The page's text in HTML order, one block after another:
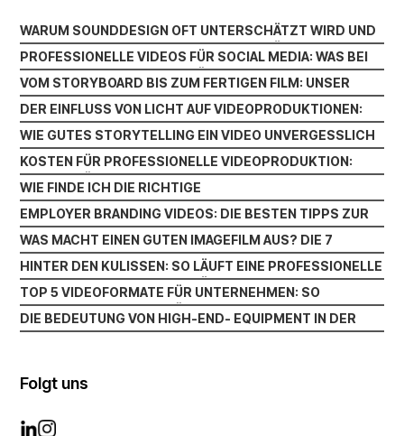
WARUM SOUNDDESIGN OFT UNTERSCHÄTZT WIRD UND
DOCH DEN UNTERSCHIED MACHT
WARUM SOUNDDESIGN OFT UNTERSCHÄTZT WIRD UND
DOCH DEN UNTERSCHIED MACHT
PROFESSIONELLE VIDEOS FÜR SOCIAL MEDIA: WAS BEI
INSTAGRAM LINKEDIN UND CO. WIRKLICH ZÄHLT
PROFESSIONELLE VIDEOS FÜR SOCIAL MEDIA: WAS BEI
INSTAGRAM LINKEDIN UND CO. WIRKLICH ZÄHLT
VOM STORYBOARD BIS ZUM FERTIGEN FILM: UNSER
PRODUKTIONSPROZESS
VOM STORYBOARD BIS ZUM FERTIGEN FILM: UNSER
PRODUKTIONSPROZESS
DER EINFLUSS VON LICHT AUF VIDEOPRODUKTIONEN:
WAS BELEUCHTUNG WIRKLICH BEWIRKT
DER EINFLUSS VON LICHT AUF VIDEOPRODUKTIONEN:
WAS BELEUCHTUNG WIRKLICH BEWIRKT
WIE GUTES STORYTELLING EIN VIDEO UNVERGESSLICH
MACHT
WIE GUTES STORYTELLING EIN VIDEO UNVERGESSLICH
MACHT
KOSTEN FÜR PROFESSIONELLE VIDEOPRODUKTION:
WAS DEIN BUDGET WIRKLICH BEEINFLUSST
KOSTEN FÜR PROFESSIONELLE VIDEOPRODUKTION:
WAS DEIN BUDGET WIRKLICH BEEINFLUSST
WIE FINDE ICH DIE RICHTIGE
VIDEOPRODUKTIONSFIRMA? WICHTIGE KRITERIEN IM
ÜBERBLICK
WIE FINDE ICH DIE RICHTIGE
VIDEOPRODUKTIONSFIRMA? WICHTIGE KRITERIEN IM
ÜBERBLICK
EMPLOYER BRANDING VIDEOS: DIE BESTEN TIPPS ZUR
ANSPRACHE VON TOP-TALENTEN
EMPLOYER BRANDING VIDEOS: DIE BESTEN TIPPS ZUR
ANSPRACHE VON TOP-TALENTEN
WAS MACHT EINEN GUTEN IMAGEFILM AUS? DIE 7
WICHTIGSTEN FAKTOREN
WAS MACHT EINEN GUTEN IMAGEFILM AUS? DIE 7
WICHTIGSTEN FAKTOREN
HINTER DEN KULISSEN: SO LÄUFT EINE PROFESSIONELLE
VIDEOPRODUKTION AB
HINTER DEN KULISSEN: SO LÄUFT EINE PROFESSIONELLE
VIDEOPRODUKTION AB
TOP 5 VIDEOFORMATE FÜR UNTERNEHMEN: SO
STEIGERN SIE REICHWEITE UND KUNDENBINDUNG
TOP 5 VIDEOFORMATE FÜR UNTERNEHMEN: SO
STEIGERN SIE REICHWEITE UND KUNDENBINDUNG
DIE BEDEUTUNG VON HIGH-END- EQUIPMENT IN DER
DIE BEDEUTUNG VON HIGH-END- EQUIPMENT IN DER
UNTERSCHIED MACHT
Folgt uns